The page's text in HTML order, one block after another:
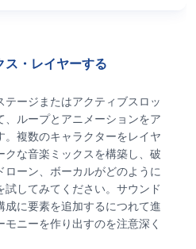
ス・レイヤーする
テージまたはアクティブスロッ
、ループとアニメーションをア
。複数のキャラクターをレイヤ
クな音楽ミックスを構築し、破
ローン、ボーカルがどのように
試してみてください。サウンド
成に要素を追加するにつれて進
ニーを作り出すのを注意深く